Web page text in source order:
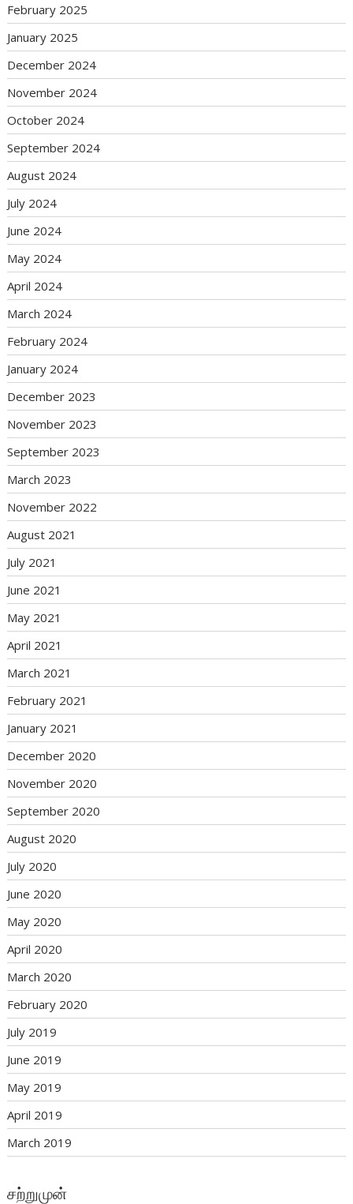
February 2025
January 2025
December 2024
November 2024
October 2024
September 2024
August 2024
July 2024
June 2024
May 2024
April 2024
March 2024
February 2024
January 2024
December 2023
November 2023
September 2023
March 2023
November 2022
August 2021
July 2021
June 2021
May 2021
April 2021
March 2021
February 2021
January 2021
December 2020
November 2020
September 2020
August 2020
July 2020
June 2020
May 2020
April 2020
March 2020
February 2020
July 2019
June 2019
May 2019
April 2019
March 2019
சற்றுமுன்